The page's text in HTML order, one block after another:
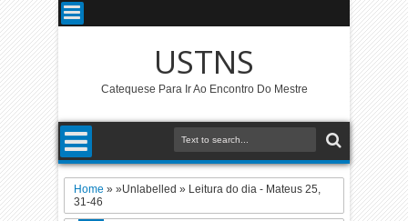
USTNS
Catequese Para Ir Ao Encontro Do Mestre
Home » »Unlabelled » Leitura do dia - Mateus 25,
31-46